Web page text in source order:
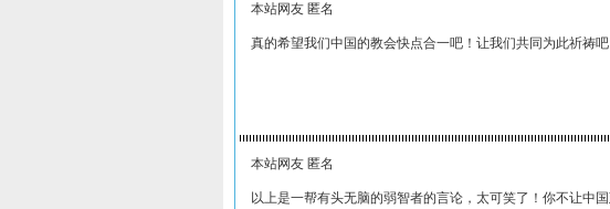
本站网友 匿名
真的希望我们中国的教会快点合一吧！让我们共同为此祈祷吧
本站网友 匿名
以上是一帮有头无脑的弱智者的言论，太可笑了！你不让中